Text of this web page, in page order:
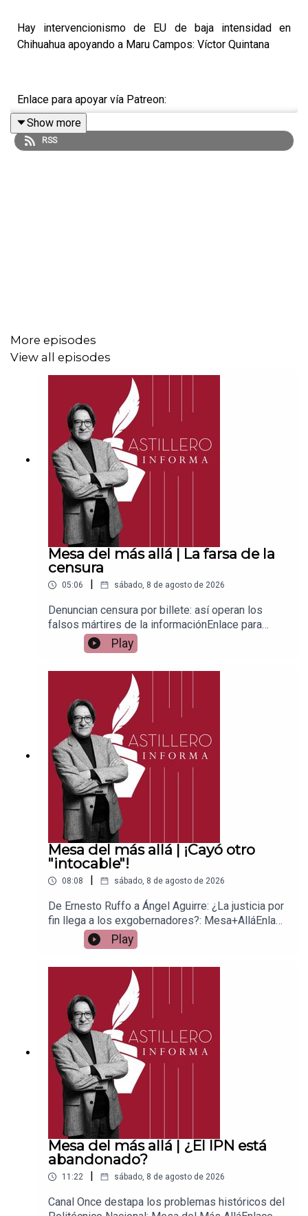
Hay intervencionismo de EU de baja intensidad en
Chihuahua apoyando a Maru Campos: Víctor Quintana
Enlace para apoyar vía Patreon:
https://www.patreon.com/julioastillero
Tienda:
https://julioastillerotienda.com/
Show more
RSS
More episodes
View all episodes
Mesa del más allá | La farsa de la
censura
05:06 sábado, 8 de agosto de 2026
Denuncian censura por billete: así operan los
falsos mártires de la informaciónEnlace para
apoyar vía
Patreon:https://www.patreon.com/julioastilleroEnl
ace para hacer donaciones vía
PayPal:https://www.paypal.me/julioastilleroCuent
a para hacer transferencias a cuenta BBVA a
nombre de Julio Hernández López:
1539408017CLABE: 012 320 01539408017
2Tienda:https://julioastillerotienda.com/
Play
Mesa del más allá | ¡Cayó otro
"intocable"!
08:08 sábado, 8 de agosto de 2026
De Ernesto Ruffo a Ángel Aguirre: ¿La justicia por
fin llega a los exgobernadores?: Mesa+AlláEnlace
para apoyar vía
Patreon:https://www.patreon.com/julioastilleroEnl
ace para hacer donaciones vía
PayPal:https://www.paypal.me/julioastilleroCuent
a para hacer transferencias a cuenta BBVA a
nombre de Julio Hernández López:
1539408017CLABE: 012 320 01539408017
2Tienda:https://julioastillerotienda.com/
Play
Mesa del más allá | ¿El IPN está
abandonado?
11:22 sábado, 8 de agosto de 2026
Canal Once destapa los problemas históricos del